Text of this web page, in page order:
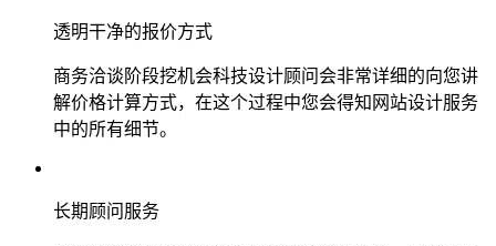
透明干净的报价方式
商务洽谈阶段挖机会科技设计顾问会非常详细的向您讲
解价格计算方式，在这个过程中您会得知网站设计服务
中的所有细节。
长期顾问服务